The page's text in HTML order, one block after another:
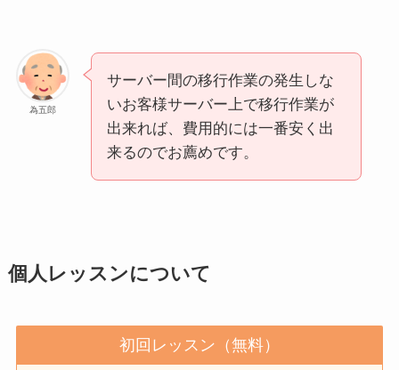
為五郎
サーバー間の移行作業の発生しな
いお客様サーバー上で移行作業が
出来れば、費用的には一番安く出
来るのでお薦めです。
個人レッスンについて
初回レッスン（無料）